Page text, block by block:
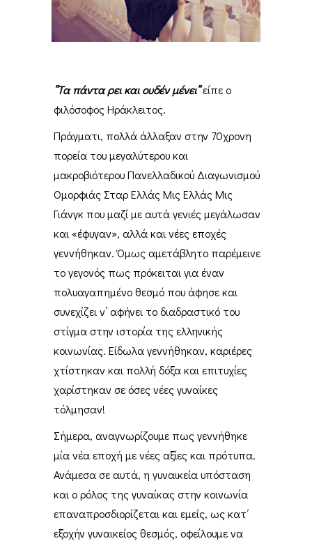
”Τα πάντα ρει και ουδέν μένει”είπε ο
φιλόσοφος Ηράκλειτος.
Πράγματι, πολλά άλλαξαν στην 70χρονη
πορεία του μεγαλύτερου και
μακροβιότερου Πανελλαδικού Διαγωνισμού
Ομορφιάς Σταρ Ελλάς Μις Ελλάς Μις
Γιάνγκ που μαζί με αυτά γενιές μεγάλωσαν
και «έφυγαν», αλλά και νέες εποχές
γεννήθηκαν. Όμως αμετάβλητο παρέμεινε
το γεγονός πως πρόκειται για έναν
πολυαγαπημένο θεσμό που άφησε και
συνεχίζει ν’ αφήνει το διαδραστικό του
στίγμα στην ιστορία της ελληνικής
κοινωνίας. Είδωλα γεννήθηκαν, καριέρες
χτίστηκαν και πολλή δόξα και επιτυχίες
χαρίστηκαν σε όσες νέες γυναίκες
τόλμησαν!
Σήμερα, αναγνωρίζουμε πως γεννήθηκε
μία νέα εποχή με νέες αξίες και πρότυπα.
Ανάμεσα σε αυτά, η γυναικεία υπόσταση
και ο ρόλος της γυναίκας στην κοινωνία
επαναπροσδιορίζεται και εμείς, ως κατ΄
εξοχήν γυναικείος θεσμός, οφείλουμε να